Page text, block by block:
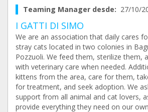
Teaming Manager desde: 27/10/
I GATTI DI SIMO
We are an association that daily cares
stray cats located in two colonies in
Pozzuoli. We feed them, sterilize them,
with veterinary care when needed.
kittens from the area, care for them,
for treatment, and seek adoption. We
support from all animal and cat lovers,
provide everything they need on our own